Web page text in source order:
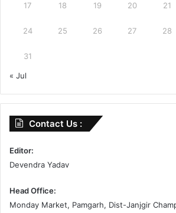
17 18 19 20 21
24 25 26 27 28
31
« Jul
Contact Us :
Editor:
Devendra Yadav
Head Office:
Monday Market, Pamgarh, Dist-Janjgir